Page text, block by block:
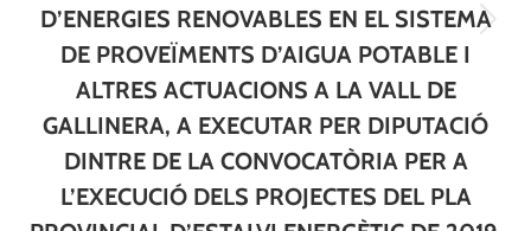
Next
post:
D’ENERGIES RENOVABLES EN EL SISTEMA
DE PROVEÏMENTS D’AIGUA POTABLE I
ALTRES ACTUACIONS A LA VALL DE
GALLINERA, A EXECUTAR PER DIPUTACIÓ
DINTRE DE LA CONVOCATÒRIA PER A
L’EXECUCIÓ DELS PROJECTES DEL PLA